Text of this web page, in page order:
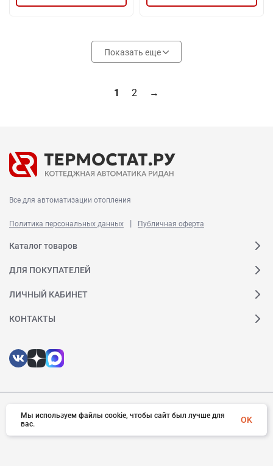
Показать еще
1 2 →
Все для автоматизации отопления
Политика персональных данных | Публичная оферта
Каталог товаров
ДЛЯ ПОКУПАТЕЛЕЙ
ЛИЧНЫЙ КАБИНЕТ
КОНТАКТЫ
© 2026 Ридан. Все права защищены
Мы используем файлы cookie, чтобы сайт был лучше для
вас.
OK